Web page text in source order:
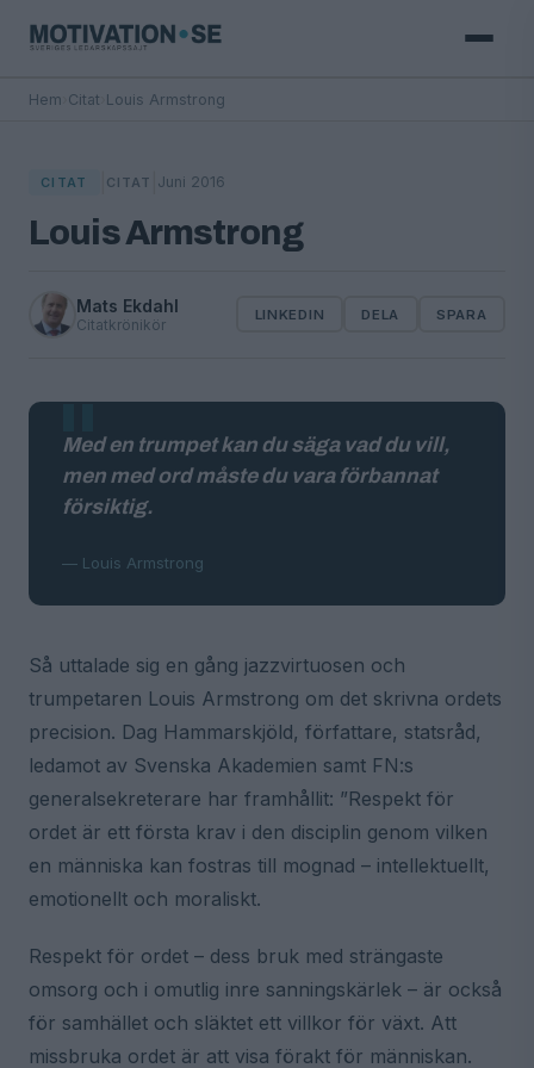
Hem Citat Louis Armstrong
CITAT CITAT Juni 2016
Louis Armstrong
Mats Ekdahl
Citatkrönikör
LINKEDIN DELA SPARA
Med en trumpet kan du säga vad du vill,
men med ord måste du vara förbannat
försiktig.
— Louis Armstrong
Så uttalade sig en gång jazzvirtuosen och
trumpetaren Louis Armstrong om det skrivna ordets
precision. Dag Hammarskjöld, författare, statsråd,
ledamot av Svenska Akademien samt FN:s
generalsekreterare har framhållit: ”Respekt för
ordet är ett första krav i den disciplin genom vilken
en människa kan fostras till mognad – intellektuellt,
emotionellt och moraliskt.
Respekt för ordet – dess bruk med strängaste
omsorg och i omutlig inre sanningskärlek – är också
för samhället och släktet ett villkor för växt. Att
missbruka ordet är att visa förakt för människan.